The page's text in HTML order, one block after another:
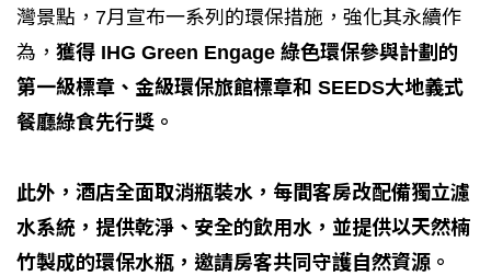
灣景點，7月宣布一系列的環保措施，強化其永續作
為， 獲得 IHG Green Engage 綠色環保參與計劃的
第一級標章、金級環保旅館標章和 SEEDS大地義式
餐廳綠食先行獎。
此外，酒店全面取消瓶裝水，每間客房改配備獨立濾
水系統，提供乾淨、安全的飲用水，並提供以天然楠
竹製成的環保水瓶，邀請房客共同守護自然資源。